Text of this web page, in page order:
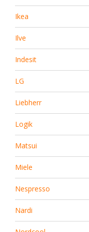
Ikea
Ilve
Indesit
LG
Liebherr
Logik
Matsui
Miele
Nespresso
Nardi